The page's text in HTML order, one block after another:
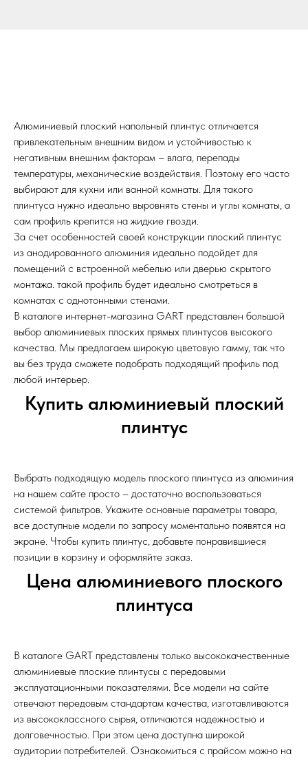
Алюминиевый плоский напольный плинтус отличается
привлекательным внешним видом и устойчивостью к
негативным внешним факторам – влага, перепады
температуры, механические воздействия. Поэтому его часто
выбирают для кухни или ванной комнаты. Для такого
плинтуса нужно идеально выровнять стены и углы комнаты, а
сам профиль крепится на жидкие гвозди.
За счет особенностей своей конструкции плоский плинтус
из анодированного алюминия идеально подойдет для
помещений с встроенной мебелью или дверью скрытого
монтажа. такой профиль будет идеально смотреться в
комнатах с однотонными стенами.
В каталоге интернет-магазина GART представлен большой
выбор алюминиевых плоских прямых плинтусов высокого
качества. Мы предлагаем широкую цветовую гамму, так что
вы без труда сможете подобрать подходящий профиль под
любой интерьер.
Купить алюминиевый плоский
плинтус
Выбрать подходящую модель плоского плинтуса из алюминия
на нашем сайте просто – достаточно воспользоваться
системой фильтров. Укажите основные параметры товара,
все доступные модели по запросу моментально появятся на
экране. Чтобы купить плинтус, добавьте понравившиеся
позиции в корзину и оформляйте заказ.
Цена алюминиевого плоского
плинтуса
В каталоге GART представлены только высококачественные
алюминиевые плоские плинтусы с передовыми
эксплуатационными показателями. Все модели на сайте
отвечают передовым стандартам качества, изготавливаются
из высококлассного сырья, отличаются надежностью и
долговечностью. При этом цена доступна широкой
аудитории потребителей. Ознакомиться с прайсом можно на